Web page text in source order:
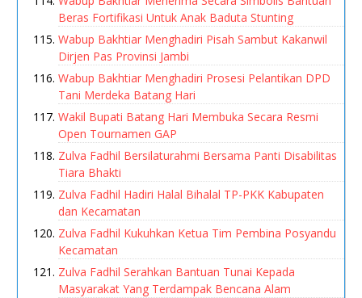
Beras Fortifikasi Untuk Anak Baduta Stunting
Wabup Bakhtiar Menghadiri Pisah Sambut Kakanwil
Dirjen Pas Provinsi Jambi
Wabup Bakhtiar Menghadiri Prosesi Pelantikan DPD
Tani Merdeka Batang Hari
Wakil Bupati Batang Hari Membuka Secara Resmi
Open Tournamen GAP
Zulva Fadhil Bersilaturahmi Bersama Panti Disabilitas
Tiara Bhakti
Zulva Fadhil Hadiri Halal Bihalal TP-PKK Kabupaten
dan Kecamatan
Zulva Fadhil Kukuhkan Ketua Tim Pembina Posyandu
Kecamatan
Zulva Fadhil Serahkan Bantuan Tunai Kepada
Masyarakat Yang Terdampak Bencana Alam